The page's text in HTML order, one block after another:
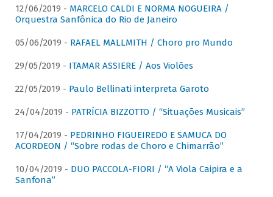
12/06/2019 - MARCELO CALDI E NORMA NOGUEIRA /
Orquestra Sanfônica do Rio de Janeiro
05/06/2019 - RAFAEL MALLMITH / Choro pro Mundo
29/05/2019 - ITAMAR ASSIERE / Aos Violões
22/05/2019 - Paulo Bellinati interpreta Garoto
24/04/2019 - PATRÍCIA BIZZOTTO / “Situações Musicais”
17/04/2019 - PEDRINHO FIGUEIREDO E SAMUCA DO
ACORDEON / “Sobre rodas de Choro e Chimarrão”
10/04/2019 - DUO PACCOLA-FIORI / “A Viola Caipira e a
Sanfona”